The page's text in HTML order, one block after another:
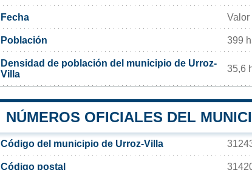
Fecha Valor
Población 399
Densidad de población del municipio de Urroz-
Villa
35,6
NÚMEROS OFICIALES DEL
Código del municipio de Urroz-Villa
Código postal